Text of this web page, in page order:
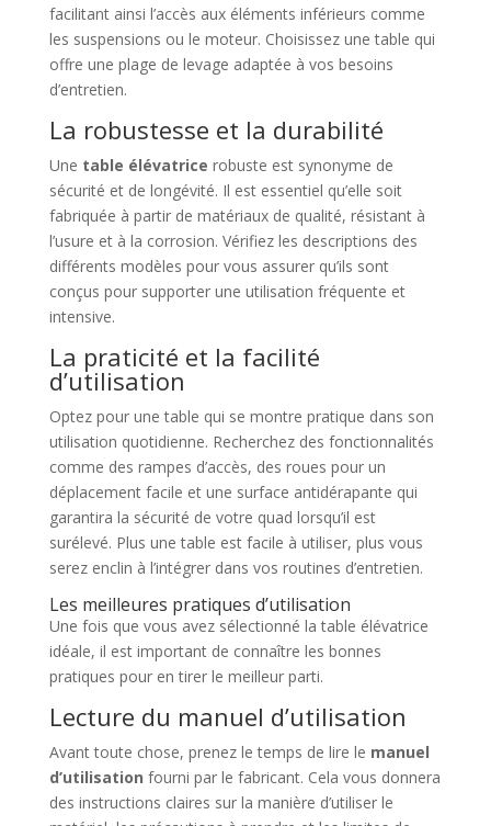
facilitant ainsi l’accès aux éléments inférieurs comme
les suspensions ou le moteur. Choisissez une table qui
offre une plage de levage adaptée à vos besoins
d’entretien.
La robustesse et la durabilité
Une table élévatrice robuste est synonyme de
sécurité et de longévité. Il est essentiel qu’elle soit
fabriquée à partir de matériaux de qualité, résistant à
l’usure et à la corrosion. Vérifiez les descriptions des
différents modèles pour vous assurer qu’ils sont
conçus pour supporter une utilisation fréquente et
intensive.
La praticité et la facilité
d’utilisation
Optez pour une table qui se montre pratique dans son
utilisation quotidienne. Recherchez des fonctionnalités
comme des rampes d’accès, des roues pour un
déplacement facile et une surface antidérapante qui
garantira la sécurité de votre quad lorsqu’il est
surélevé. Plus une table est facile à utiliser, plus vous
serez enclin à l’intégrer dans vos routines d’entretien.
Les meilleures pratiques d’utilisation
Une fois que vous avez sélectionné la table élévatrice
idéale, il est important de connaître les bonnes
pratiques pour en tirer le meilleur parti.
Lecture du manuel d’utilisation
Avant toute chose, prenez le temps de lire le manuel
d’utilisation fourni par le fabricant. Cela vous donnera
des instructions claires sur la manière d’utiliser le